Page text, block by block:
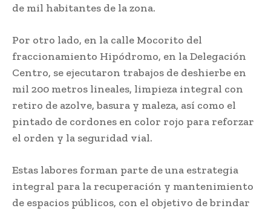
de mil habitantes de la zona.
Por otro lado, en la calle Mocorito del
fraccionamiento Hipódromo, en la Delegación
Centro, se ejecutaron trabajos de deshierbe en
mil 200 metros lineales, limpieza integral con
retiro de azolve, basura y maleza, así como el
pintado de cordones en color rojo para reforzar
el orden y la seguridad vial.
Estas labores forman parte de una estrategia
integral para la recuperación y mantenimiento
de espacios públicos, con el objetivo de brindar